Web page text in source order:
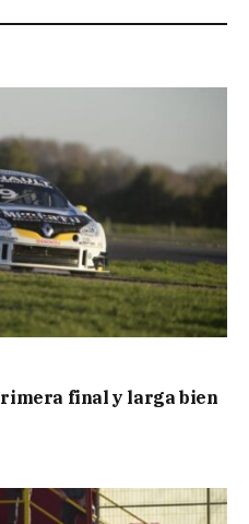
final y larga bien